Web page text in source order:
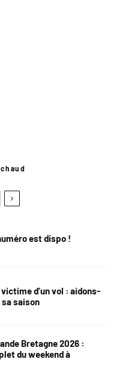
est dispo !
d’un vol : aidons-
saison
Bretagne 2026 :
du weekend à